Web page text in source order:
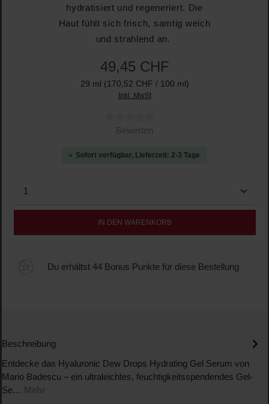
hydratisiert und regeneriert. Die
Haut fühlt sich frisch, samtig weich
und strahlend an.
49,45 CHF
29 ml (170,52 CHF / 100 ml)
Inkl. MwSt
Durchschnittliche Bewertung von 0 von 5 Sternen
Bewerten
Sofort verfügbar, Lieferzeit: 2-3 Tage
Produkt Anzahl: Gib den gewünschten Wert ein
IN DEN WARENKORB
Du erhältst 44 Bonus Punkte für diese Bestellung
Beschreibung
Entdecke das Hyaluronic Dew Drops Hydrating Gel Serum von
Mario Badescu – ein ultraleichtes, feuchtigkeitsspendendes Gel-
Se… Mehr